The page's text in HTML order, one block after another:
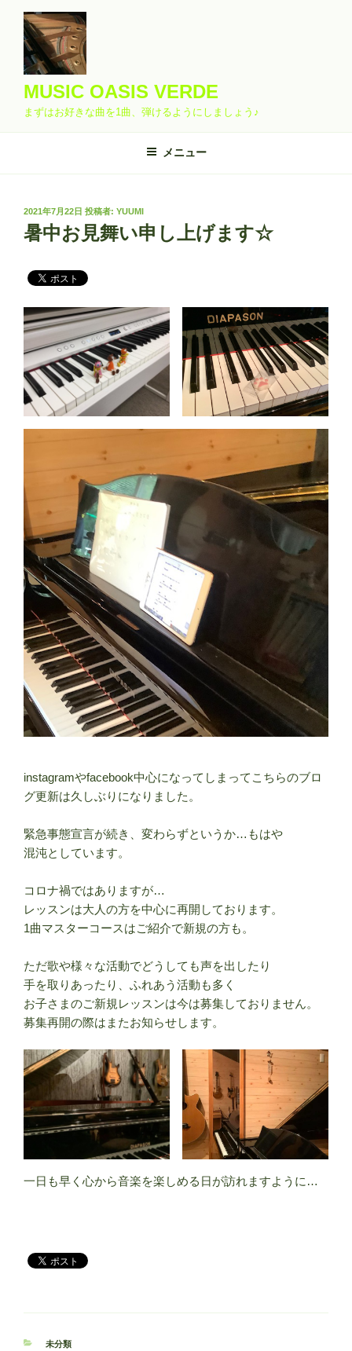
プ
MUSIC OASIS VERDE
まずはお好きな曲を1曲、弾けるようにしましょう♪
メニュー
投
稿
日:
2021年7月22日 投稿者: YUUMI
暑中お見舞い申し上げます☆
instagramやfacebook中心になってしまってこちらのブロ
グ更新は久しぶりになりました。
緊急事態宣言が続き、変わらずというか…もはや
混沌としています。
コロナ禍ではありますが…
レッスンは大人の方を中心に再開しております。
1曲マスターコースはご紹介で新規の方も。
ただ歌や様々な活動でどうしても声を出したり
手を取りあったり、ふれあう活動も多く
お子さまのご新規レッスンは今は募集しておりません。
募集再開の際はまたお知らせします。
一日も早く心から音楽を楽しめる日が訪れますように…
カ
未分類